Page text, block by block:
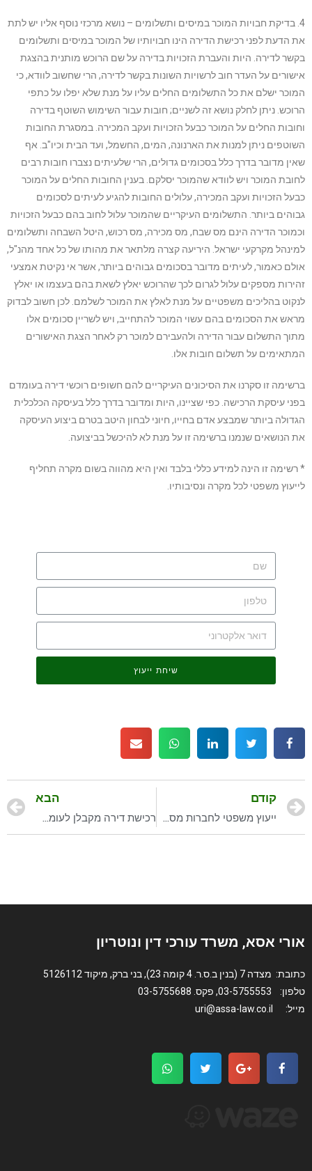
4. בדיקת חבויות המוכר במיסים ותשלומים – נושא מרכזי נוסף אליו יש לתת
את הדעת לפני רכישת הדירה הינו חבויותיו של המוכר במיסים ותשלומים
בקשר לדירה. היות והעברת הזכויות בדירה על שם הרוכש מותנית בהצגת
אישורים על העדר חוב לרשויות השונות בקשר לדירה, הרי שחשוב לוודא, כי
המוכר ישלם את כל התשלומים החלים עליו על מנת שלא יפלו על כתפי
הרוכש. ניתן לחלק נושא זה לשניים; חובות עבור השימוש השוטף בדירה
וחובות החלים על המוכר כבעל הזכויות ועקב המכירה. במסגרת החובות
השוטפים ניתן למנות את הארנונה, המים, החשמל, ועד הבית וכיו"ב. אף
שאין מדובר בדרך כלל בסכומים גדולים, הרי שלעיתים נצברו חובות רבים
לחובת המוכר ויש לוודא שהמוכר יסלקם. בענין החובות החלים על המוכר
כבעל הזכויות ועקב המכירה, עלולים החובות להגיע לעיתים לסכומים
גבוהים ביותר. התשלומים העיקריים שהמוכר עלול לחוב בהם כבעל הזכויות
וכמוכר הדירה הינם מס שבח, מס מכירה, מס רכוש, היטל השבחה ותשלומים
למינהל מקרקעי ישראל. היריעה קצרה מלתאר את מהותו של כל אחד מהנ"ל,
אולם כאמור, לעיתים מדובר בסכומים גבוהים ביותר, אשר אי נקיטת אמצעי
זהירות מספקים עלול לגרום לכך שהרוכש יאלץ לשאת בהם בעצמו או יאלץ
לנקוט בהליכים משפטיים על מנת לאלץ את המוכר לשלמם. לכן חשוב לבדוק
מראש את הסכומים בהם עשוי המוכר להתחייב, ויש לשריין סכומים אלו
מתוך התשלום עבור הדירה ולהעבירם למוכר רק לאחר הצגת האישורים
המתאימים על תשלום חובות אלו.
ברשימה זו סקרנו את הסיכונים העיקריים להם חשופים רוכשי דירה בעומדם
בפני עיסקת הרכישה. כפי שציינו, היות ומדובר בדרך כלל בעיסקה הכלכלית
הגדולה ביותר שמבצע אדם בחייו, חיוני לבחון היטב בטרם ביצוע העיסקה
את הנושאים שנמנו ברשימה זו על מנת לא להיכשל בביצועה.
* רשימה זו הינה למידע כללי בלבד ואין היא מהווה בשום מקרה תחליף
לייעוץ משפטי לכל מקרה ונסיבותיו.
שיחת ייעוץ
קודם
ייעוץ משפטי לחברות מסחריות
הבא
רכישת דירה מקבלן לעומת רכישה של דירה "יד שניה"
אורי אסא, משרד עורכי דין ונוטריון
כתובת: מצדה 7 (בנין ב.ס.ר. 4 קומה 23), בני ברק, מיקוד 5126112
טלפון: 03-5755553, פקס. 03-5755688
מייל: uri@assa-law.co.il